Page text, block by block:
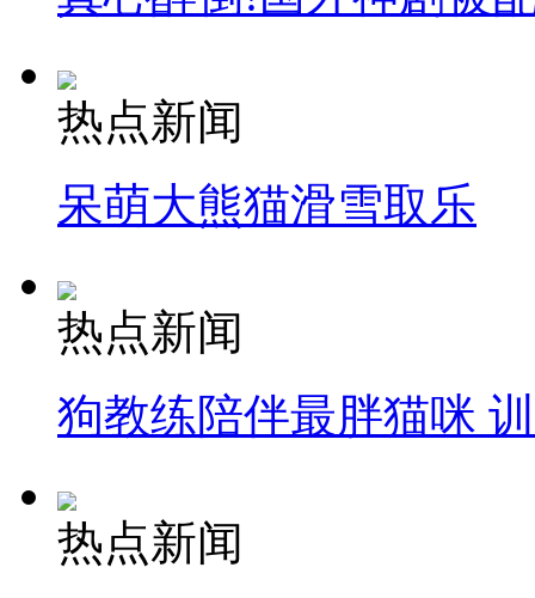
热点新闻
呆萌大熊猫滑雪取乐
热点新闻
狗教练陪伴最胖猫咪
热点新闻